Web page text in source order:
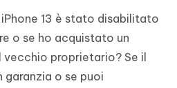
13 è stato disabilitato
o se ho acquistato un
proprietario? Se il
o se puoi